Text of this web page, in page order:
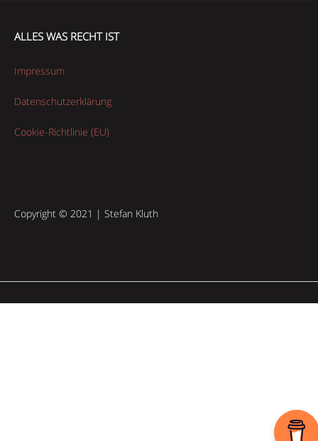
ALLES WAS RECHT IST
Impressum
Datenschutzerklärung
Cookie-Richtlinie (EU)
Copyright © 2021 | Stefan Kluth